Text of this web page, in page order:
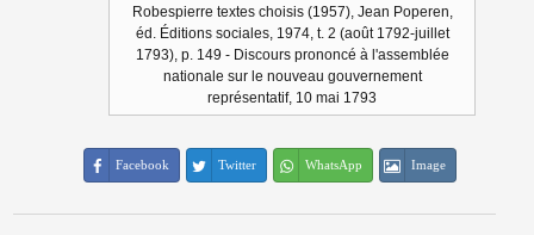
Robespierre textes choisis (1957), Jean Poperen,
éd. Éditions sociales, 1974, t. 2 (août 1792-juillet
1793), p. 149 - Discours prononcé à l'assemblée
nationale sur le nouveau gouvernement
représentatif, 10 mai 1793
Facebook Twitter WhatsApp Image